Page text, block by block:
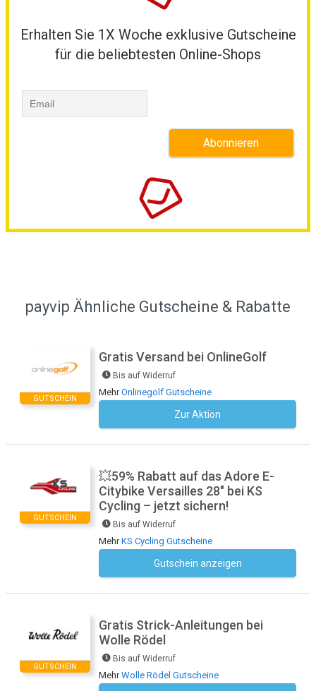
Erhalten Sie 1X Woche exklusive Gutscheine
für die beliebtesten Online-Shops
payvip Ähnliche Gutscheine & Rabatte
GUTSCHEIN
Gratis Versand bei OnlineGolf
Bis auf Widerruf
MehrOnlinegolf Gutscheine
Zur Aktion
GUTSCHEIN
💥59% Rabatt auf das Adore E-
Citybike Versailles 28″ bei KS
Cycling – jetzt sichern!
Bis auf Widerruf
MehrKS Cycling Gutscheine
Gutschein anzeigen
GUTSCHEIN
Gratis Strick-Anleitungen bei
Wolle Rödel
Bis auf Widerruf
MehrWolle Rödel Gutscheine